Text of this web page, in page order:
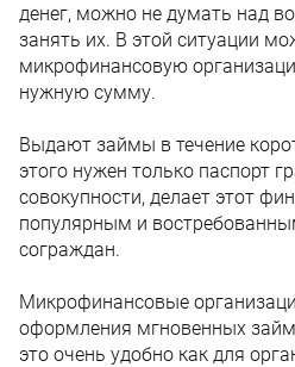
денег, можно не думать над
занять их. В этой ситуации
микрофинансовую
нужную сумму.
Выдают займы в течение
этого нужен только паспорт
совокупности, делает этот
популярным и
сограждан.
Микрофинансовые
оформления мгновенных
это очень удобно как для